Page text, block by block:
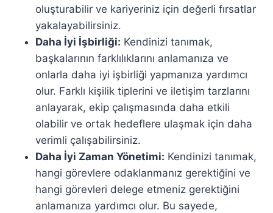
oluşturabilir ve kariyeriniz için değerli fırsatlar
yakalayabilirsiniz.
Daha İyi İşbirliği: Kendinizi tanımak,
başkalarının farklılıklarını anlamanıza ve
onlarla daha iyi işbirliği yapmanıza yardımcı
olur. Farklı kişilik tiplerini ve iletişim tarzlarını
anlayarak, ekip çalışmasında daha etkili
olabilir ve ortak hedeflere ulaşmak için daha
verimli çalışabilirsiniz.
Daha İyi Zaman Yönetimi: Kendinizi tanımak,
hangi görevlere odaklanmanız gerektiğini ve
hangi görevleri delege etmeniz gerektiğini
anlamanıza yardımcı olur. Bu sayede,